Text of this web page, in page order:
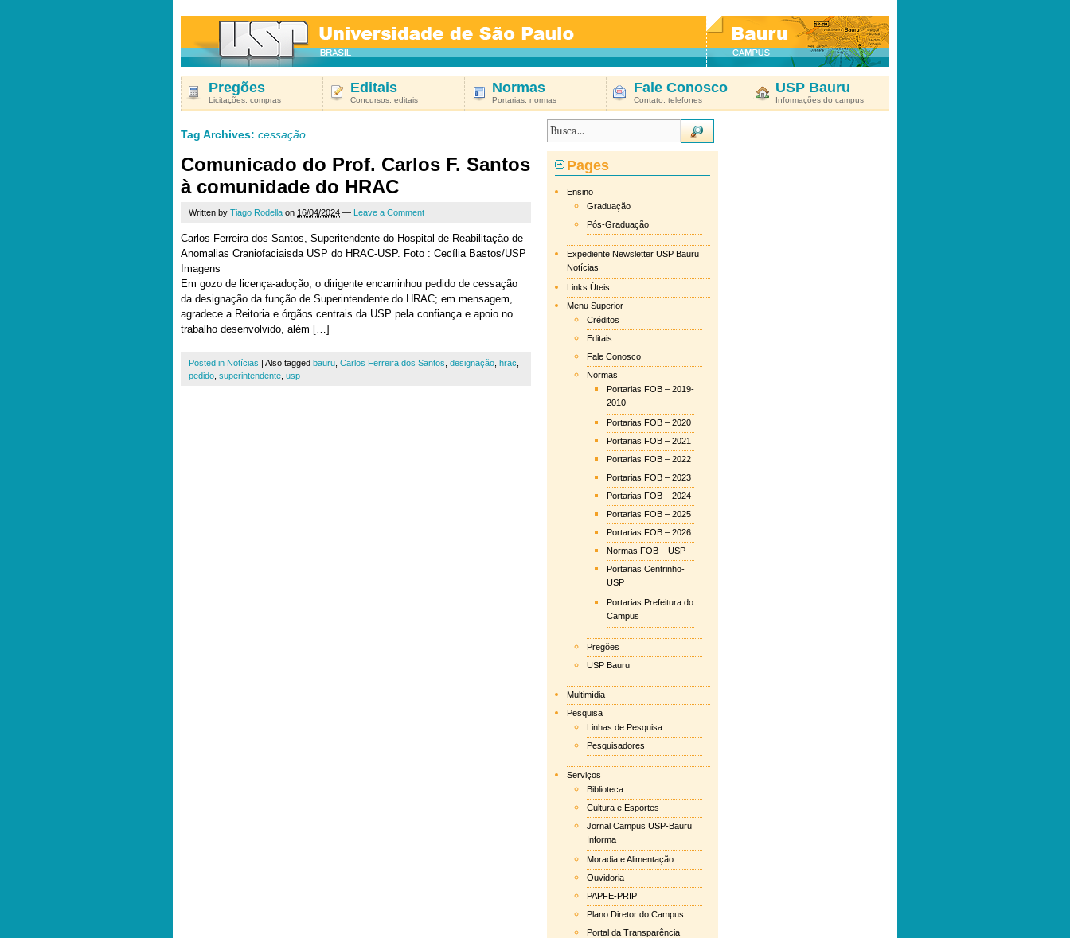
Pregões
Licitações, compras
Editais
Concursos, editais
Normas
Portarias, normas
Fale Conosco
Contato, telefones
USP Bauru
Informações do campus
Tag Archives: cessação
Comunicado do Prof. Carlos F. Santos
à comunidade do HRAC
Written by Tiago Rodella on 16/04/2024 — Leave a Comment
Carlos Ferreira dos Santos, Superitendente do Hospital de Reabilitação de
Anomalias Craniofaciaisda USP do HRAC-USP. Foto : Cecília Bastos/USP
Imagens
Em gozo de licença-adoção, o dirigente encaminhou pedido de cessação
da designação da função de Superintendente do HRAC; em mensagem,
agradece a Reitoria e órgãos centrais da USP pela confiança e apoio no
trabalho desenvolvido, além […]
Posted in Notícias | Also tagged bauru Carlos Ferreira dos Santos designação hrac
pedido superintendente usp
Pages
Ensino
Graduação
Pós-Graduação
Expediente Newsletter USP Bauru
Notícias
Links Úteis
Menu Superior
Créditos
Editais
Fale Conosco
Normas
Portarias FOB – 2019-
2010
Portarias FOB – 2020
Portarias FOB – 2021
Portarias FOB – 2022
Portarias FOB – 2023
Portarias FOB – 2024
Portarias FOB – 2025
Portarias FOB – 2026
Normas FOB – USP
Portarias Centrinho-
USP
Portarias Prefeitura do
Campus
Pregões
USP Bauru
Multimídia
Pesquisa
Linhas de Pesquisa
Pesquisadores
Serviços
Biblioteca
Cultura e Esportes
Jornal Campus USP-Bauru
Informa
Moradia e Alimentação
Ouvidoria
PAPFE-PRIP
Plano Diretor do Campus
Portal da Transparência